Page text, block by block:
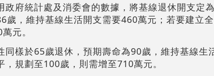
政府統計處及消委會的數據，將基線退休開支定
歲，維持基線生活開支需要460萬元；若要建立
元。
同樣於65歲退休，預期壽命為90歲，維持基線
，規劃至100歲，則需增至710萬元。